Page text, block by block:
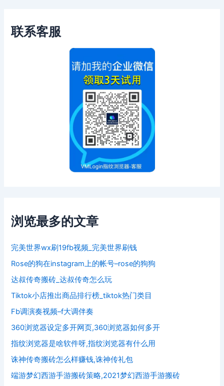
联系客服
浏览最多的文章
完美世界wx刷19fb视频_完美世界刷钱
Rose的狗在instagram上的帐号–rose的狗狗
达叔传奇搬砖_达叔传奇怎么玩
Tiktok小店推出商品排行榜_tiktok热门类目
Fb调演奏视频–f大调伴奏
360浏览器设定多开网页,360浏览器如何多开
指纹浏览器是啥软件呀,指纹浏览器有什么用
诛神传奇搬砖怎么样赚钱,诛神传礼包
端游梦幻西游手游搬砖策略,2021梦幻西游手游搬砖